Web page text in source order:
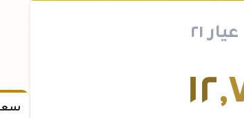
عيار ٢١
١٢, سعر